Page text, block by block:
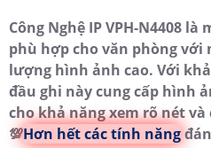
Công Nghệ IP VPH-N4408
phù hợp cho văn phòng
lượng hình ảnh cao. Với
đầu ghi này cung cấp hình
cho khả năng xem rõ nét
💯Hơn hết các tính năng